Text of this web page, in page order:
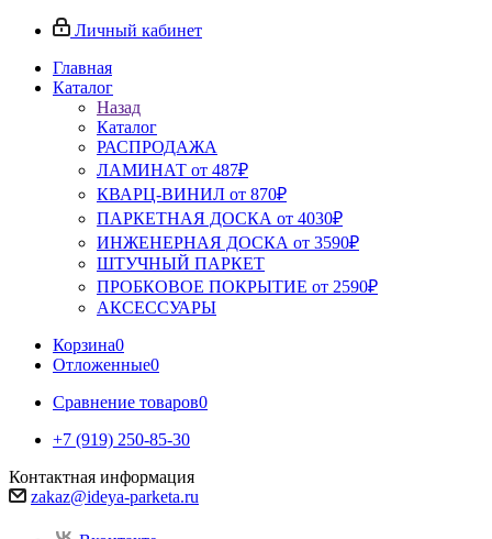
Личный кабинет
Главная
Каталог
Назад
Каталог
РАСПРОДАЖА
ЛАМИНАТ от 487₽
КВАРЦ-ВИНИЛ от 870₽
ПАРКЕТНАЯ ДОСКА от 4030₽
ИНЖЕНЕРНАЯ ДОСКА от 3590₽
ШТУЧНЫЙ ПАРКЕТ
ПРОБКОВОЕ ПОКРЫТИЕ от 2590₽
АКСЕССУАРЫ
Корзина0
Отложенные0
Сравнение товаров0
+7 (919) 250-85-30
Контактная информация
zakaz@ideya-parketa.ru